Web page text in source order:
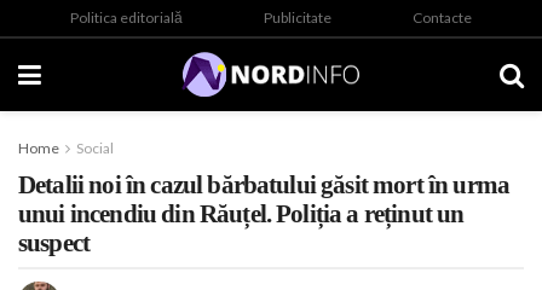
Politica editorială Publicitate Contacte
Home Social
Detalii noi în cazul bărbatului găsit mort în urma
unui incendiu din Răuțel. Poliția a reținut un
suspect